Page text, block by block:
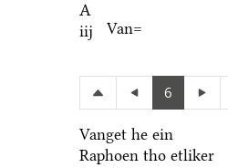
A
iij
Van=
6
Vanget he ein
Raphoen tho etliker